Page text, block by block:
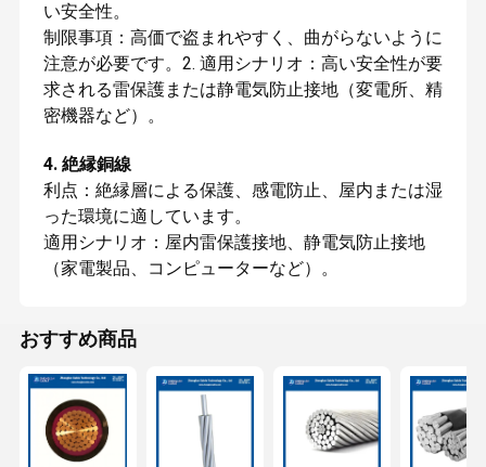
い安全性。
制限事項：高価で盗まれやすく、曲がらないように
注意が必要です。2. 適用シナリオ：高い安全性が要
求される雷保護または静電気防止接地（変電所、精
密機器など）。
4. 絶縁銅線
利点：絶縁層による保護、感電防止、屋内または湿
った環境に適しています。
適用シナリオ：屋内雷保護接地、静電気防止接地
（家電製品、コンピューターなど）。
おすすめ商品